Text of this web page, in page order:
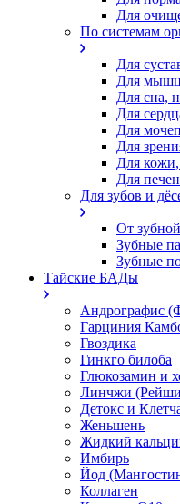
Для
По системам
Для
Для мышц
Для сна,
Для
Для
Для
Для кожи,
Для
Для зубов и
От
Зубные
Зубные
Тайские БАДы
Андрографис
Гарциния
Гвоздика
Гинкго билоба
Глюкозамин и
Линчжи
Детокс и
Женьшень
Жидкий
Имбирь
Йод
Коллаген